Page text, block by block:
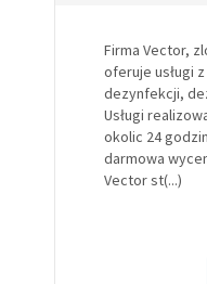
Firma Vector,
oferuje usługi
dezynfekcji,
Usługi
okolic 24
darmowa
Vector st(...)